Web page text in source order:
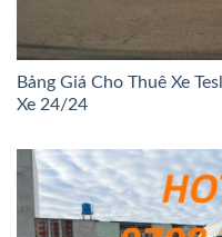
Bảng Giá Cho Thuê Xe
Xe 24/24